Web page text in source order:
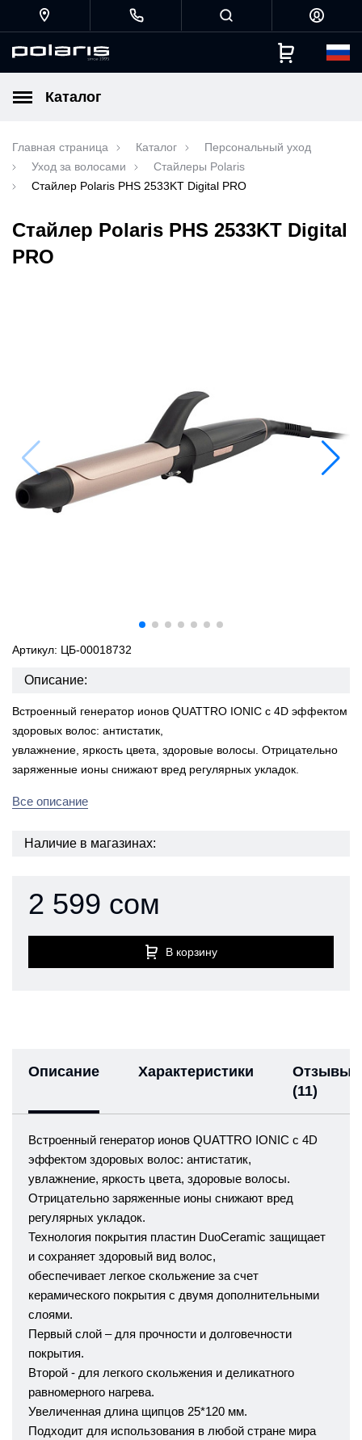
Каталог
Главная страница Каталог
Персональный уход
Уход за волосами
Стайлеры Polaris
Стайлер Polaris PHS 2533KT Digital PRO
Стайлер Polaris PHS 2533KT Digital
PRO
Артикул: ЦБ-00018732
Описание:
Встроенный генератор ионов QUATTRO IONIC с 4D эффектом
здоровых волос: антистатик,
увлажнение, яркость цвета, здоровые волосы. Отрицательно
заряженные ионы снижают вред регулярных укладок.
Все описание
Наличие в магазинах:
2 599 сом
В корзину
Описание Характеристики
Отзывы
(11)
Встроенный генератор ионов QUATTRO IONIC с 4D
эффектом здоровых волос: антистатик,
увлажнение, яркость цвета, здоровые волосы.
Отрицательно заряженные ионы снижают вред
регулярных укладок.
Технология покрытия пластин DuoCeramic защищает
и сохраняет здоровый вид волос,
обеспечивает легкое скольжение за счет
керамического покрытия с двумя дополнительными
слоями.
Первый слой – для прочности и долговечности
покрытия.
Второй - для легкого скольжения и деликатного
равномерного нагрева.
Увеличенная длина щипцов 25*120 мм.
Подходит для использования в любой стране мира